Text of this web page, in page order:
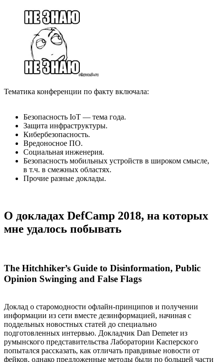
Тематика конференции по факту включала:
Безопасность IoT — тема года.
Защита инфраструктуры.
Кибербезопасность.
Вредоносное ПО.
Социальная инженерия.
Безопасность мобильных устройств в широком смысле,
в т.ч. в смежных областях.
Прочие разные доклады.
О докладах DefCamp 2018, на которых
мне удалось побывать
The Hitchhiker’s Guide to Disinformation, Public
Opinion Swinging and False Flags
Доклад о старомодности офлайн-принципов и получении
информации из сети вместе дезинформацией, начиная с
поддельных новостных статей до специально
подготовленных интервью. Докладчик Dan Demeter из
румынского представительства Лаборатории Касперского
попытался рассказать, как отличать правдивые новости от
фейков, однако предложенные методы были по большей части